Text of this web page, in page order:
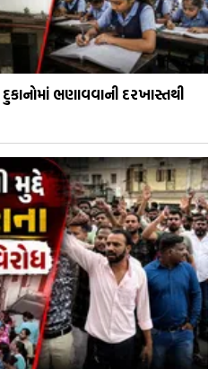
દુકાનોમાં ભણાવવાની દરખાસ્તથી